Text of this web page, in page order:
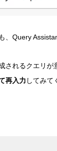
Query
れるクエリが
再入力 してみて